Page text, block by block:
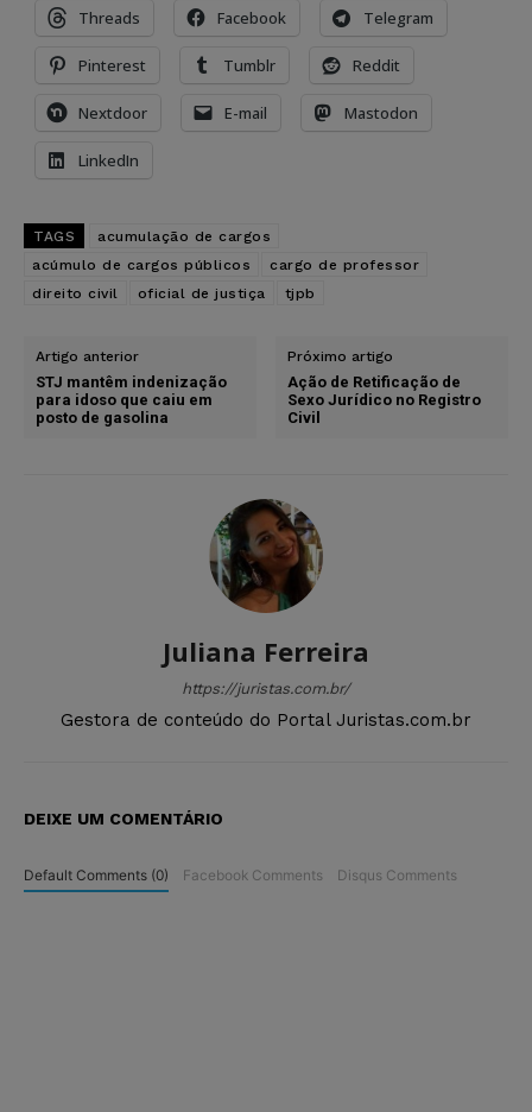
Threads Facebook Telegram
Pinterest Tumblr Reddit
Nextdoor E-mail Mastodon
LinkedIn
TAGS
acumulação de cargos
acúmulo de cargos públicos
cargo de professor
direito civil
oficial de justiça tjpb
Artigo anterior
STJ mantêm indenização
para idoso que caiu em
posto de gasolina
Próximo artigo
Ação de Retificação de
Sexo Jurídico no Registro
Civil
Juliana Ferreira
https://juristas.com.br/
Gestora de conteúdo do Portal Juristas.com.br
DEIXE UM COMENTÁRIO
Default Comments (0) Facebook Comments Disqus Comments